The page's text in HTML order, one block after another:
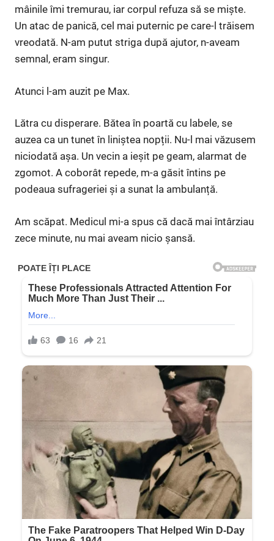
mâinile îmi tremurau, iar corpul refuza să se miște.
Un atac de panică, cel mai puternic pe care-l trăisem
vreodată. N-am putut striga după ajutor, n-aveam
semnal, eram singur.
Atunci l-am auzit pe Max.
Lătra cu disperare. Bătea în poartă cu labele, se
auzea ca un tunet în liniștea nopții. Nu-l mai văzusem
niciodată așa. Un vecin a ieșit pe geam, alarmat de
zgomot. A coborât repede, m-a găsit întins pe
podeaua sufrageriei și a sunat la ambulanță.
Am scăpat. Medicul mi-a spus că dacă mai întârziau
zece minute, nu mai aveam nicio șansă.